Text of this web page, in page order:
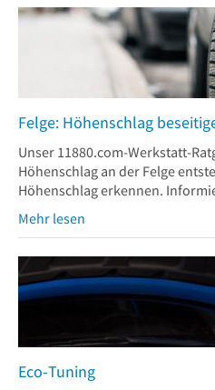
Felge: Höhenschlag
Unser 11880.com-Werkstatt-
Höhenschlag an der Felge
Höhenschlag erkennen.
Mehr lesen
Eco-Tuning